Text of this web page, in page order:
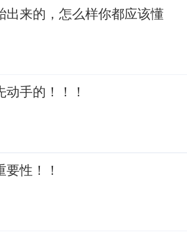
出来的，怎么样你都应该懂
手的！！！
性！！